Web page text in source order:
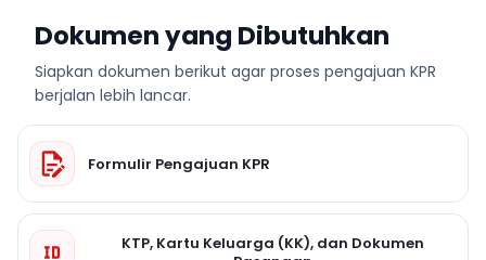
Dokumen yang Dibutuhkan
Siapkan dokumen berikut agar proses pengajuan KPR
berjalan lebih lancar.
Formulir Pengajuan KPR
KTP, Kartu Keluarga (KK), dan Dokumen